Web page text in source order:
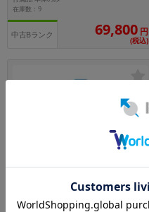
在庫数：9
中古Bランク 69,800 円
(税込)
iPhone13 A2631 (MNGJ3J/A) 512GB
在庫数：1